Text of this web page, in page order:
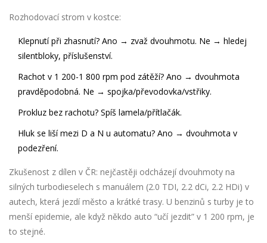
Rozhodovací strom v kostce:
Klepnutí při zhasnutí? Ano → zvaž dvouhmotu. Ne → hledej
silentbloky, příslušenství.
Rachot v 1 200-1 800 rpm pod zátěží? Ano → dvouhmota
pravděpodobná. Ne → spojka/převodovka/vstřiky.
Prokluz bez rachotu? Spíš lamela/přítlačák.
Hluk se liší mezi D a N u automatu? Ano → dvouhmota v
podezření.
Zkušenost z dílen v ČR: nejčastěji odcházejí dvouhmoty na
silných turbodieselech s manuálem (2.0 TDI, 2.2 dCi, 2.2 HDi) v
autech, která jezdí město a krátké trasy. U benzinů s turby je to
menší epidemie, ale když někdo auto “učí jezdit” v 1 200 rpm, je
to stejné.